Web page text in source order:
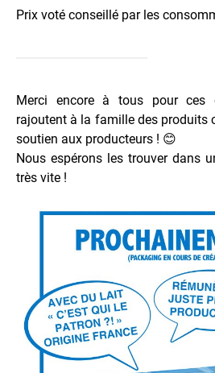
Prix voté conseillé par les
Merci encore à tous pour ces
rajoutent à la famille des produits
soutien aux producteurs ! 😊
Nous espérons les trouver dans
très vite !